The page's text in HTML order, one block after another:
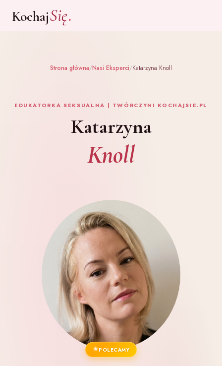
KochajSię.
Strona główna/Nasi Eksperci/Katarzyna Knoll
EDUKATORKA SEKSUALNA | TWÓRCZYNI KOCHAJSIE.PL
Katarzyna
Knoll
POLECAMY